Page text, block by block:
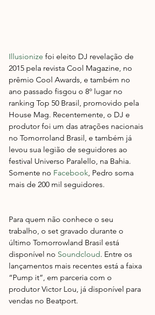
Illusionize foi eleito DJ revelação de
2015 pela revista Cool Magazine, no
prêmio Cool Awards, e também no
ano passado fisgou o 8º lugar no
ranking Top 50 Brasil, promovido pela
House Mag. Recentemente, o DJ e
produtor foi um das atrações nacionais
no Tomorroland Brasil, e também já
levou sua legião de seguidores ao
festival Universo Paralello, na Bahia.
Somente no Facebook, Pedro soma
mais de 200 mil seguidores.
Para quem não conhece o seu
trabalho, o set gravado durante o
último Tomorrowland Brasil está
disponível no Soundcloud. Entre os
lançamentos mais recentes está a faixa
“Pump it”, em parceria com o
produtor Victor Lou, já disponível para
vendas no Beatport.